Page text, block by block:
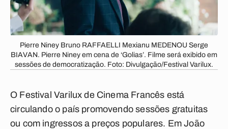
Pierre Niney Bruno RAFFAELLI Mexianu MEDENOU Serge
BIAVAN. Pierre Niney em cena de ‘Golias’. Filme será exibido em
sessões de democratização. Foto: Divulgação/Festival Varilux.
O Festival Varilux de Cinema Francês está
circulando o país promovendo sessões gratuitas
ou com ingressos a preços populares. Em João